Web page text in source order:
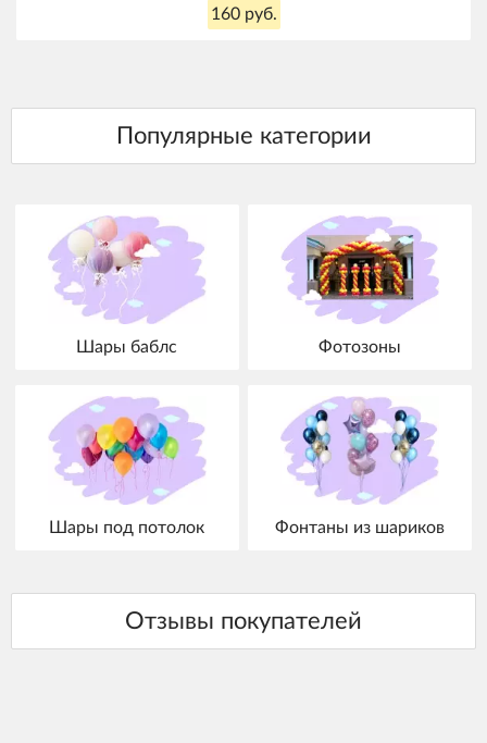
160 руб.
Шары баблс Фотозоны
Шары под потолок Фонтаны из шариков